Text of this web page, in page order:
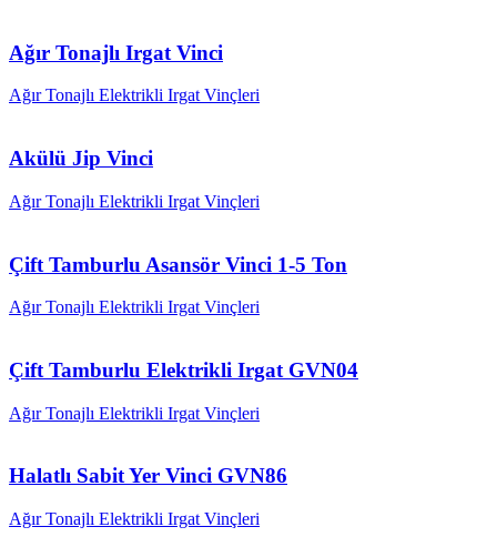
Ağır Tonajlı Irgat Vinci
Ağır Tonajlı Elektrikli Irgat Vinçleri
Akülü Jip Vinci
Ağır Tonajlı Elektrikli Irgat Vinçleri
Çift Tamburlu Asansör Vinci 1-5 Ton
Ağır Tonajlı Elektrikli Irgat Vinçleri
Çift Tamburlu Elektrikli Irgat GVN04
Ağır Tonajlı Elektrikli Irgat Vinçleri
Halatlı Sabit Yer Vinci GVN86
Ağır Tonajlı Elektrikli Irgat Vinçleri